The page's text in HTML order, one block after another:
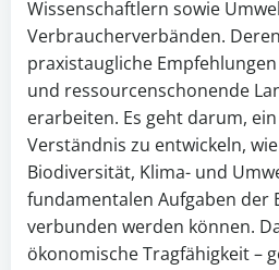
Wissenschaftlern sowie
Verbraucherverbänden.
praxistaugliche
und ressourcenschonende
erarbeiten. Es geht darum,
Verständnis zu entwickeln,
Biodiversität, Klima- und
fundamentalen Aufgaben der
verbunden werden können.
ökonomische Tragfähigkeit –